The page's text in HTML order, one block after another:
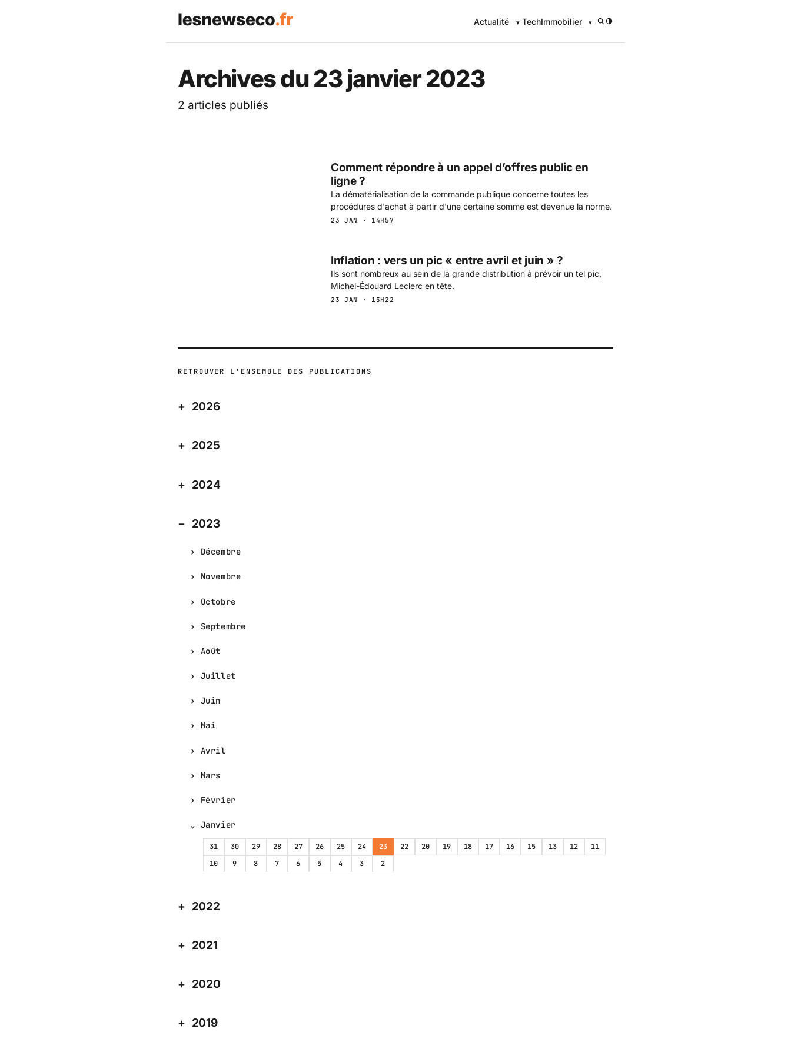
Les News Eco .fr — L'information économique
Actualité TechImmobilier /
Archives du 23 janvier 2023
2 articles publiés
Comment répondre à un appel d’offres public en
ligne ?
La dématérialisation de la commande publique concerne toutes les
procédures d'achat à partir d'une certaine somme est devenue la norme.
23 JAN · 14H57
Inflation : vers un pic « entre avril et juin » ?
Ils sont nombreux au sein de la grande distribution à prévoir un tel pic,
Michel-Édouard Leclerc en tête.
23 JAN · 13H22
RETROUVER L'ENSEMBLE DES PUBLICATIONS
2026
2025
2024
2023
Décembre
Novembre
Octobre
Septembre
Août
Juillet
Juin
Mai
Avril
Mars
Février
Janvier
31 30 29 28 27 26 25 24 23 22 20 19 18 17 16 15 13 12
11
10
9 8 7 6 5 4 3 2
2022
2021
2020
2019